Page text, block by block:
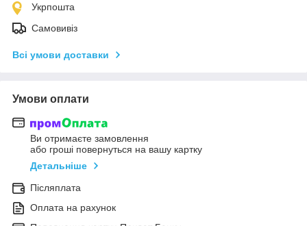
Укрпошта
Самовивіз
Всі умови доставки
Умови оплати
Ви отримаєте замовлення
або гроші повернуться на вашу картку
Детальніше
Післяплата
Оплата на рахунок